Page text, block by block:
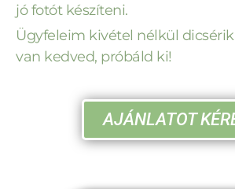
jó fotót készíteni.
Ügyfeleim kivétel nélkül
van kedved, próbáld ki!
AJÁNLATOT